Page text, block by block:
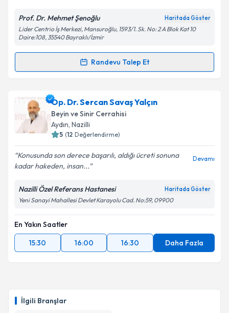
İlgili Branşlar
Prof. Dr. Mehmet Şenoğlu Haritada Göster
Lider Centrio İş Merkezi, Mansuroğlu, 1593/1. Sk. No: 2 A Blok Kat 10
Daire:108, 35540 Bayraklı/İzmir
Randevu Talep Et
Randevu Takvimi Talebi
Prof. Dr. Mehmet Şenoğluiçin randevu takvimi
talebi oluşturun. Size bu uzmandan randevu almanız
için bir takvim hazırlandığında e-posta ile
bilgilendireceğiz.
E-posta Adresiniz
Kişisel verilerimin işlenmesine ilişkinAydınlatma
Metni'ni okudum ve kişisel verilerimin belirtilen
kapsamda işlenmesini kabul ediyorum.
Takvim Talebini Gönder
Op. Dr. Sercan Savaş Yalçın
Beyin ve Sinir Cerrahisi
Aydın, Nazilli
5 (12 Değerlendirme)
Konusunda son derece başarılı, aldığı ücreti sonuna
kadar hakeden, insan...
Devamı
Nazilli Özel Referans Hastanesi Haritada Göster
Yeni Sanayi Mahallesi Devlet Karayolu Cad. No:59, 09900
En Yakın Saatler
15:30
16:00 16:30 Daha Fazla